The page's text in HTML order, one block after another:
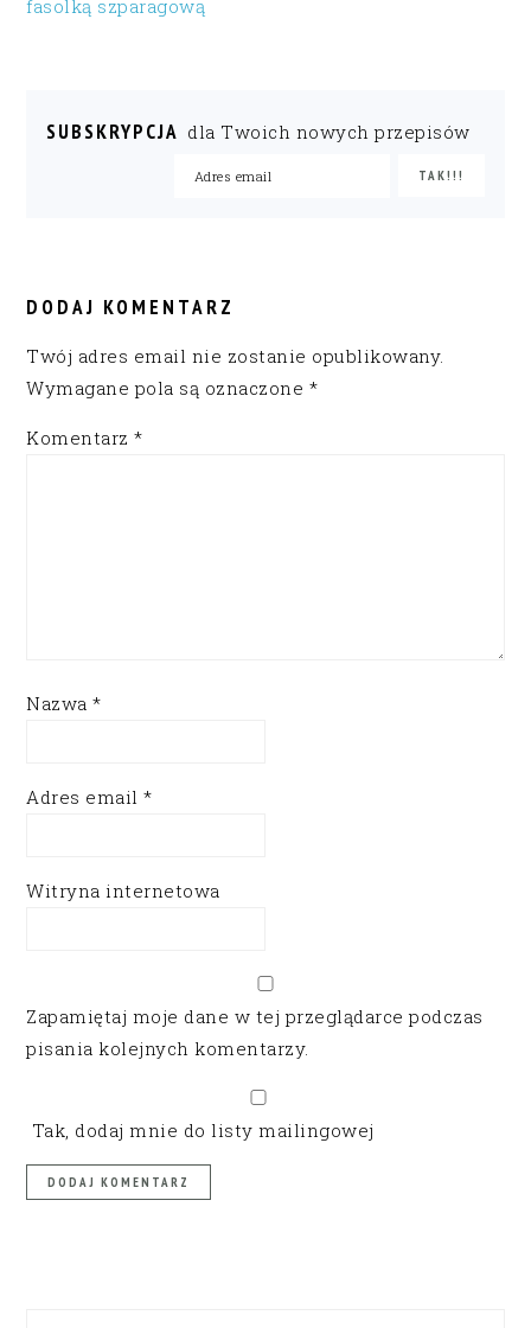
fasolką szparagową
SUBSKRYPCJA dla Twoich nowych przepisów
INTERACTIONS
DODAJ KOMENTARZ
Twój adres email nie zostanie opublikowany.
Wymagane pola są oznaczone *
Komentarz*
Nazwa*
Adres email*
Witryna internetowa
Zapamiętaj moje dane w tej przeglądarce podczas
pisania kolejnych komentarzy.
Tak, dodaj mnie do listy mailingowej